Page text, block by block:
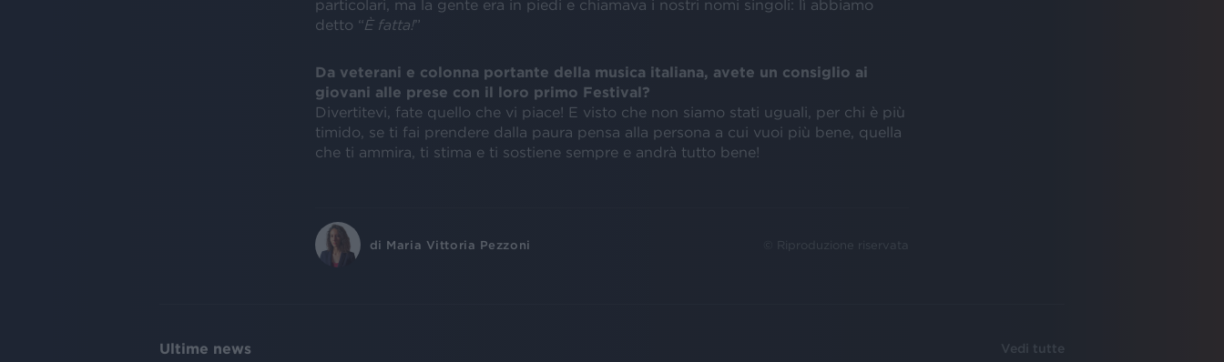
particolari, ma la gente era in piedi e chiamava i nostri nomi singoli: lì abbiamo
detto “È fatta!”
Da veterani e colonna portante della musica italiana, avete un consiglio ai
giovani alle prese con il loro primo Festival?
Divertitevi, fate quello che vi piace! E visto che non siamo stati uguali, per chi è più
timido, se ti fai prendere dalla paura pensa alla persona a cui vuoi più bene, quella
che ti ammira, ti stima e ti sostiene sempre e andrà tutto bene!
di Maria Vittoria Pezzoni © Riproduzione riservata
Ultime news Vedi tutte